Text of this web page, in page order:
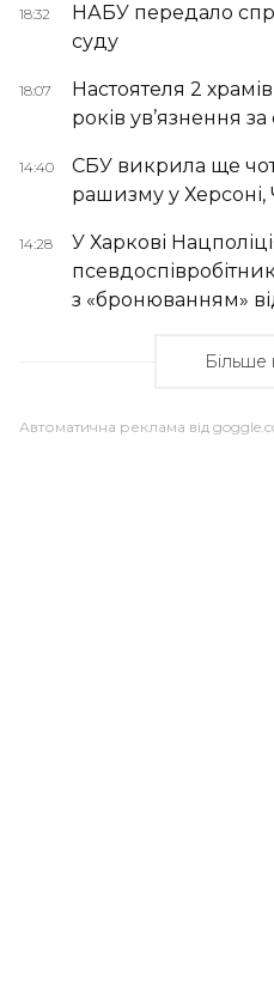
18:32
НАБУ передало
суду
18:07
Настоятеля 2
років ув’язнення
14:40
СБУ викрила ще
рашизму у Херсоні,
14:28
У Харкові
з «бронюванням»
Більше
Автоматична реклама від